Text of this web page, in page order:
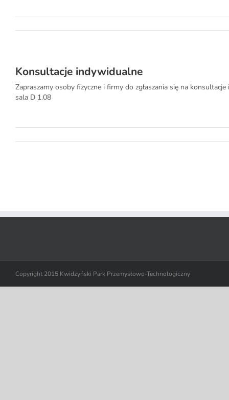
Konsultacje indywidualne
Zapraszamy osoby fizyczne i firmy do zgłaszania się na
sala D 1.08
Copyright 2015 Kwidzyński Park Przemysłowo-Technologiczny